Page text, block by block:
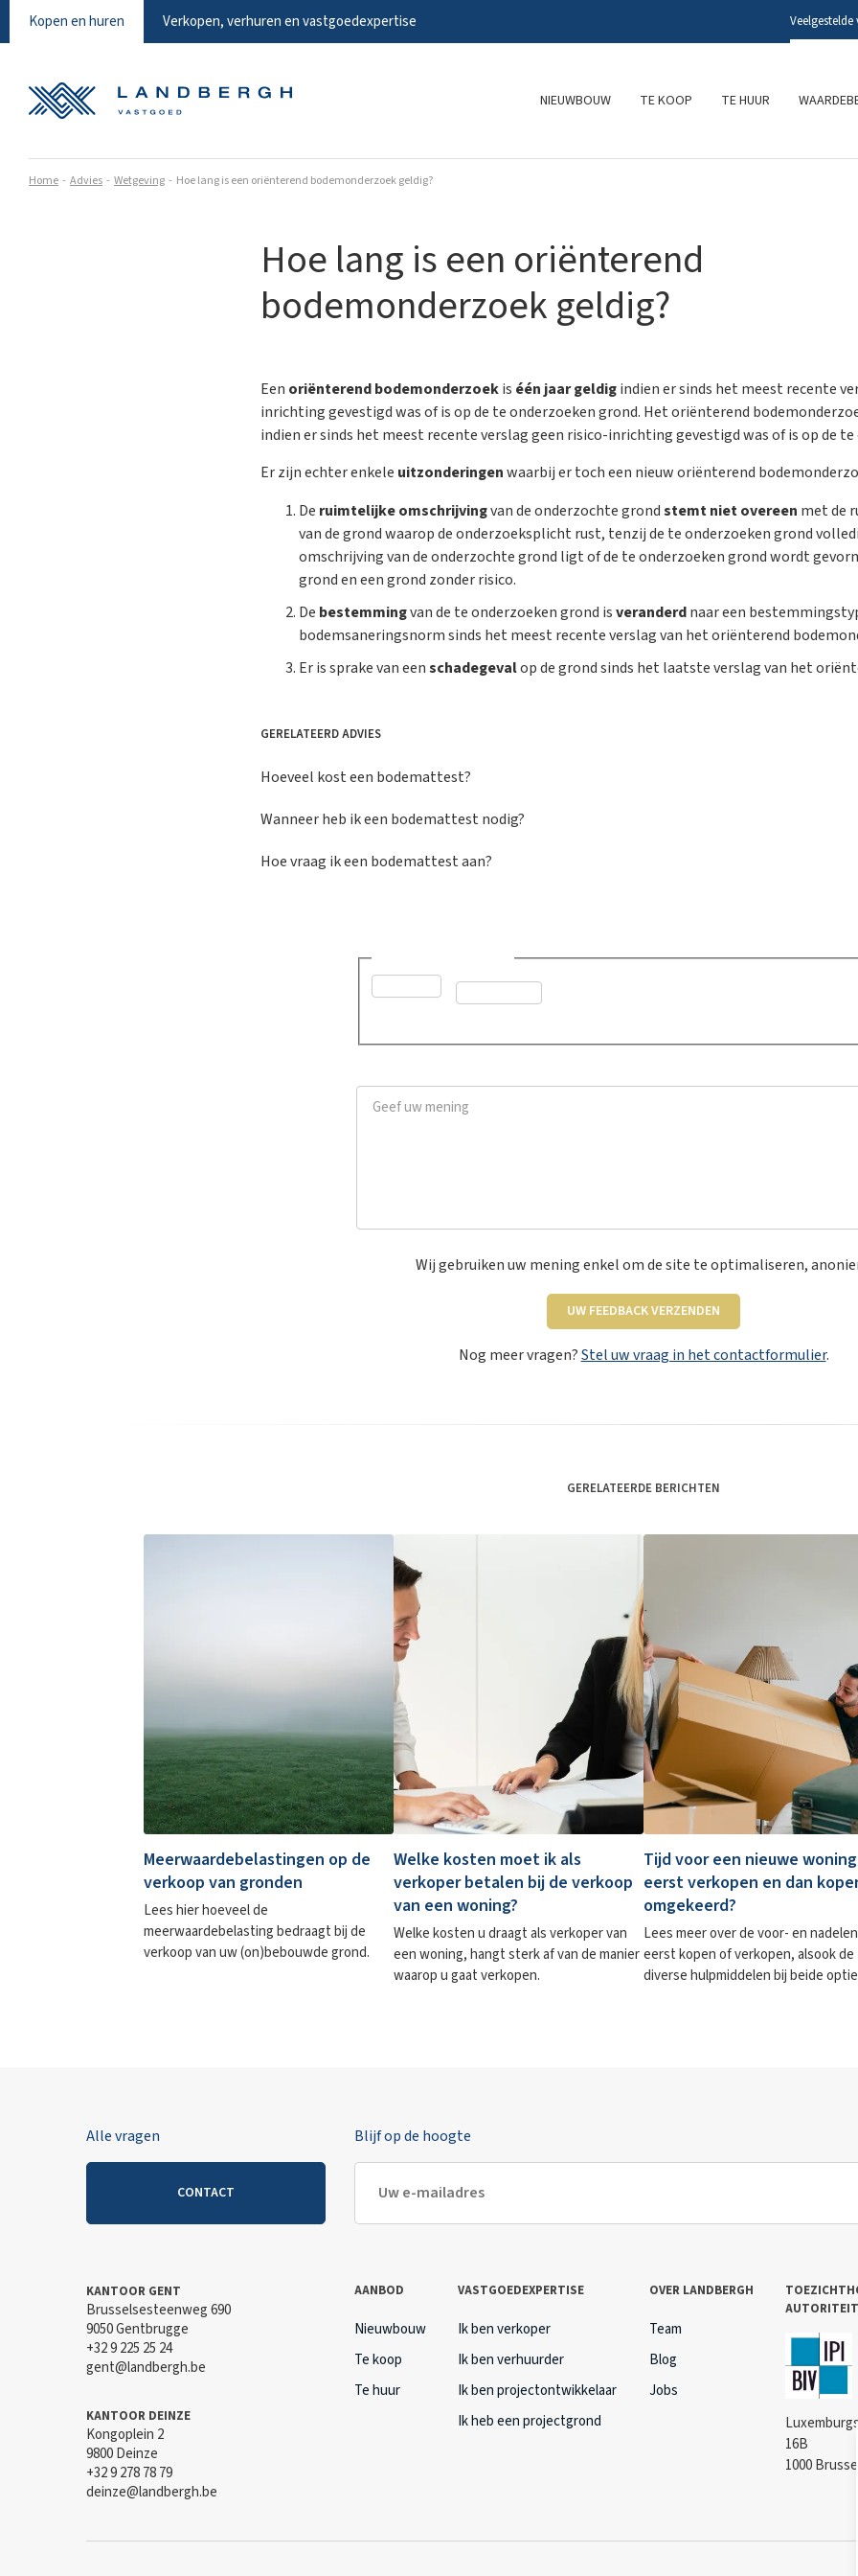
NIEUWBOUW TE KOOP TE HUUR
Kopen en huren Verkopen, verhuren en vastgoedexpertise Veelgestelde
Home Advies Wetgeving Hoe lang is een oriënterend bodemonderzoek geldig?
Hoe lang is een oriënterend
bodemonderzoek geldig?
Een oriënterend bodemonderzoekis één jaar geldigindien er sinds het meest recente
inrichting gevestigd was of is op de te onderzoeken grond. Het oriënterend
indien er sinds het meest recente verslag geen risico-inrichting gevestigd was of is op de
Er zijn echter enkele uitzonderingenwaarbij er toch een nieuw oriënterend
De ruimtelijke omschrijvingvan de onderzochte grondstemt niet overeen met de
van de grond waarop de onderzoeksplicht rust, tenzij de te onderzoeken grond
omschrijving van de onderzochte grond ligt of de te onderzoeken grond wordt
grond en een grond zonder risico.
De bestemmingvan de te onderzoeken grond isveranderdnaar een
bodemsaneringsnorm sinds het meest recente verslag van het oriënterend
Er is sprake van eenschadegevalop de grond sinds het laatste verslag van het
GERELATEERD ADVIES
Hoeveel kost een bodemattest?
Wanneer heb ik een bodemattest nodig?
Hoe vraag ik een bodemattest aan?
Wij gebruiken uw mening enkel om de site te optimaliseren,
UW FEEDBACK VERZENDEN
Nog meer vragen?Stel uw vraag in het contactformulier.
GERELATEERDE BERICHTEN
Meerwaardebelastingen op de
verkoop van gronden
Lees hier hoeveel de
meerwaardebelasting bedraagt bij de
verkoop van uw (on)bebouwde grond.
Welke kosten moet ik als
verkoper betalen bij de verkoop
van een woning?
Welke kosten u draagt als verkoper van
een woning, hangt sterk af van de manier
waarop u gaat verkopen.
Tijd voor een nieuwe
eerst verkopen en dan
omgekeerd?
Lees meer over de voor- en
eerst kopen of verkopen, alsook de
diverse hulpmiddelen bij beide
Alle vragen
CONTACT
Blijf op de hoogte
KANTOOR GENT
Brusselsesteenweg 690
9050 Gentbrugge
+32 9 225 25 24
gent@landbergh.be
KANTOOR DEINZE
Kongoplein 2
9800 Deinze
+32 9 278 78 79
deinze@landbergh.be
AANBOD
Nieuwbouw
Te koop
Te huur
VASTGOEDEXPERTISE
Ik ben verkoper
Ik ben verhuurder
Ik ben projectontwikkelaar
Ik heb een projectgrond
OVER LANDBERGH
Team
Blog
Jobs
AUTORITEIT
16B
1000